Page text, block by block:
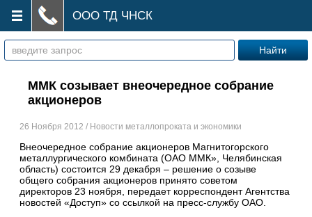
ООО ТД ЧНСК
ММК созывает внеочередное собрание
акционеров
26 Ноября 2012 / Новости металлопроката и экономики
Внеочередное собрание акционеров Магнитогорского
металлургического комбината (ОАО ММК», Челябинская
область) состоится 29 декабря – решение о созыве
общего собрания акционеров принято советом
директоров 23 ноября, передает корреспондент Агентства
новостей «Доступ» со ссылкой на пресс-службу ОАО.